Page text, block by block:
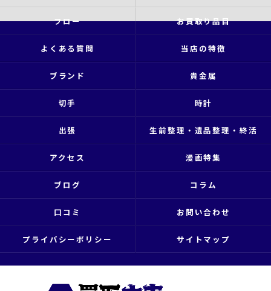
フロー お買取り品目
よくある質問 当店の特徴
ブランド 貴金属
切手 時計
出張 生前整理・遺品整理・終活
アクセス 漫画特集
ブログ コラム
口コミ お問い合わせ
プライバシーポリシー サイトマップ